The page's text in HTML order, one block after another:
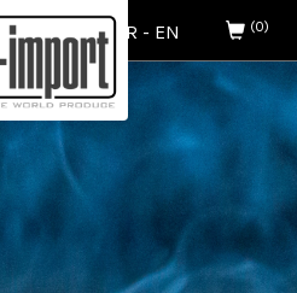
(0)
NL- FR - EN